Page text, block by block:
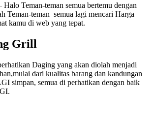
Halo Teman-teman semua bertemu dengan
Teman-teman semua lagi mencari Harga
kamu di web yang tepat.
Grill
Daging yang akan diolah menjadi
dari kualitas barang dan kandungan
simpan, semua di perhatikan dengan baik